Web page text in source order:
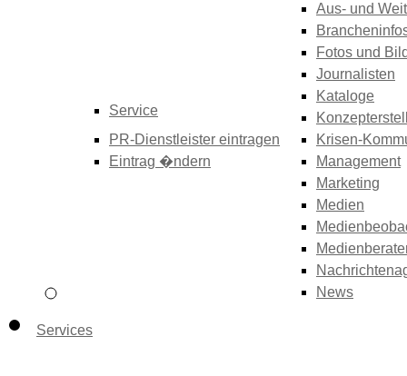
Service
PR-Dienstleister eintragen
Eintrag �ndern
Aus- und
Fotos und
Journalisten
Kataloge
Krisen-
Management
Marketing
Medien
News
Services